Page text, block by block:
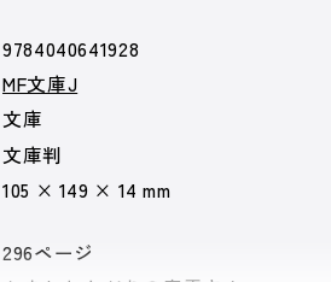
9784040641928
MF文庫J
文庫
文庫判
105 × 149 × 14 mm
296ページ